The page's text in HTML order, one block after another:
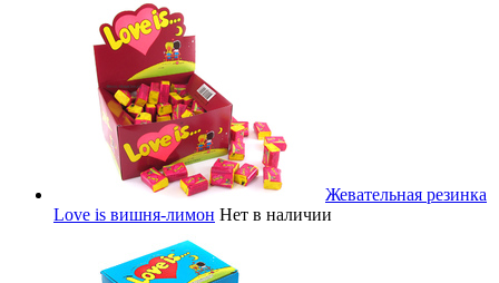
Жевательная резинка
Love is вишня-лимон Нет в наличии